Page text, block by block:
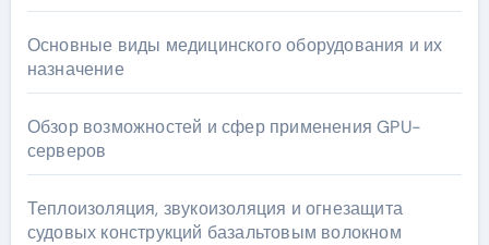
Основные виды медицинского оборудования и их
назначение
Обзор возможностей и сфер применения GPU-
серверов
Теплоизоляция, звукоизоляция и огнезащита
судовых конструкций базальтовым волокном